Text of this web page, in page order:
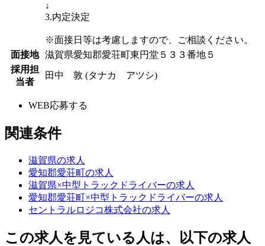
↓
3.内定決定
※面接日等は考慮しますので、ご相談ください。
面接地
滋賀県愛知郡愛荘町東円堂５３３番地５
採用担
当者
田中 敦 (タナカ アツシ)
WEB応募する
関連条件
滋賀県の求人
愛知郡愛荘町の求人
滋賀県×中型トラックドライバーの求人
愛知郡愛荘町×中型トラックドライバーの求人
セントラルロジコ株式会社の求人
この求人を見ている人は、以下の求人